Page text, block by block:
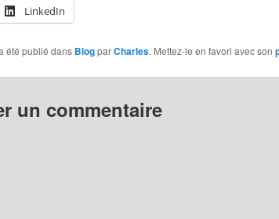
LinkedIn
été publié dans BlogparCharles. Mettez-le en favori avec son
un commentaire